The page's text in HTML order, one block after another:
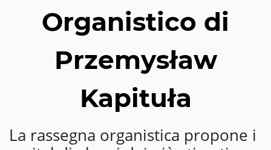
Organistico di
Przemysław
Kapituła
La rassegna organistica propone i